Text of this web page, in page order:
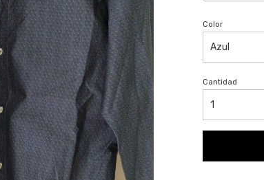
Color
Cantidad